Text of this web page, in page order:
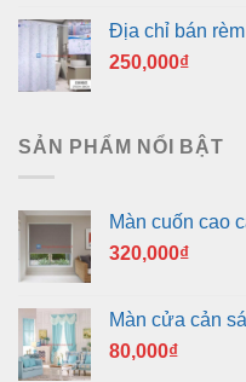
Địa chỉ bán
250,000₫
SẢN PHẨM NỔI BẬT
Màn cuốn cao
320,000₫
Màn cửa cản
80,000₫